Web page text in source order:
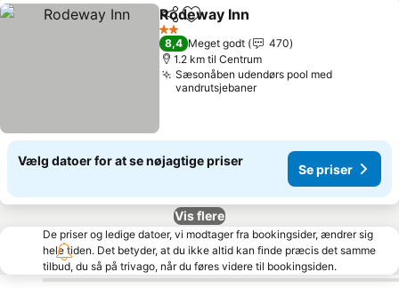
Del Føj til favoritter
Rodeway Inn
2 Stjerner
8,4 Meget godt
470
1.2 km til Centrum
Sæsonåben udendørs pool med
vandrutsjebaner
Vælg datoer for at se nøjagtige priser
Se priser
Vis flere
De priser og ledige datoer, vi modtager fra bookingsider, ændrer sig
hele tiden. Det betyder, at du ikke altid kan finde præcis det samme
tilbud, du så på trivago, når du føres videre til bookingsiden.